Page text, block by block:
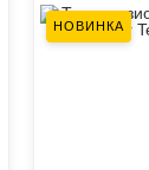
НОВИНКА